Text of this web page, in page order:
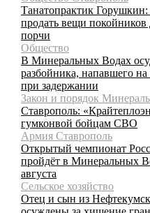
Танатопрактик Горушкин:
продать вещи покойников
порчи
Общество
В Минеральных Водах
разбойника, напавшего
при задержании
Закон и порядок
Ставрополь:
гумконвой бойцам СВО
Армия Ставрополь
Открытый чемпионат
пройдёт в Минеральных
августа
Сельское хозяйство
Отец и сын из